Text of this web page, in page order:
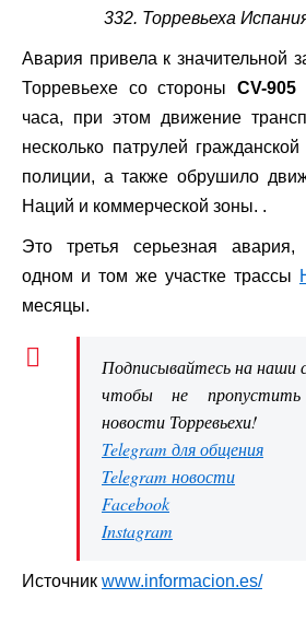
332. Торревьеха
Авария привела к значительной
Торревьехе со стороныCV-905
часа, при этом движение
несколько патрулей
полиции, а также обрушило
Наций и коммерческой зоны. .
Это третья серьезная
одном и том же участке трассы
месяцы.
Подписывайтесь на наши
чтобы не
новости Торревьехи!
Telegram для общения
Telegram новости
Facebook
Instagram
Источник www.informacion.es/